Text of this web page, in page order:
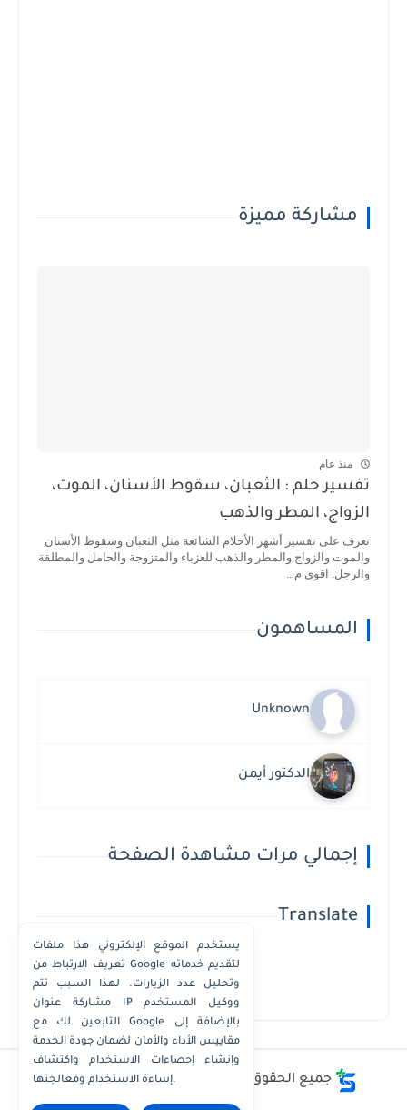
مشاركة مميزة
منذ عام
تفسير حلم : الثعبان، سقوط الأسنان، الموت،
الزواج، المطر والذهب
تعرف على تفسير أشهر الأحلام الشائعة مثل الثعبان وسقوط الأسنان
والموت والزواج والمطر والذهب للعزباء والمتزوجة والحامل والمطلقة
والرجل. اقوى م...
المساهمون
Unknown
الدكتور أيمن
إجمالي مرات مشاهدة الصفحة
Translate
Powered by Translate
جميع الحقوق محفوظة © أفضل - أسعار - أرقام
يستخدم الموقع الإلكتروني هذا ملفات
تعريف الارتباط من Google لتقديم خدماته
وتحليل عدد الزيارات. لهذا السبب تتم
مشاركة عنوان IP ووكيل المستخدم
التابعين لك مع Google بالإضافة إلى
مقاييس الأداء والأمان لضمان جودة الخدمة
وإنشاء إحصاءات الاستخدام واكتشاف
إساءة الاستخدام ومعالجتها.